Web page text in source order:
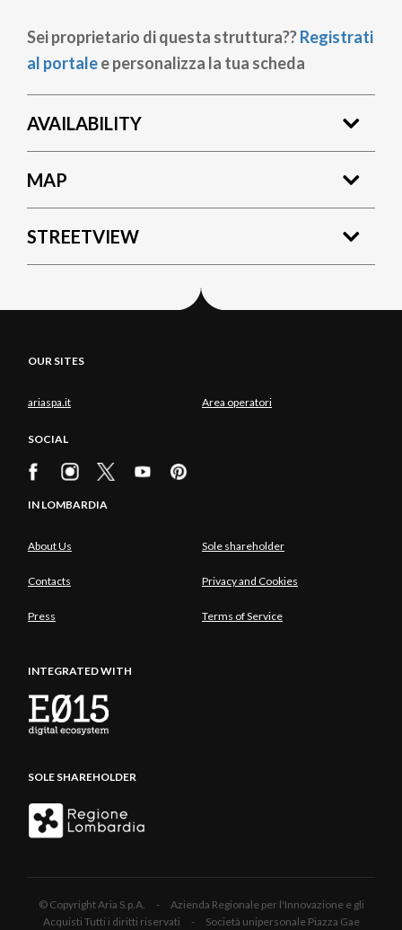
Sei proprietario di questa struttura??Registrati
al portalee personalizza la tua scheda
AVAILABILITY
MAP
STREETVIEW
OUR SITES
ariaspa.it Area operatori
SOCIAL
IN LOMBARDIA
About Us Sole shareholder
Contacts Privacy and Cookies
Press Terms of Service
INTEGRATED WITH
SOLE SHAREHOLDER
© Copyright Aria S.p.A. - Azienda Regionale per l'Innovazione e gli
Acquisti Tutti i diritti riservati - Società unipersonale Piazza Gae